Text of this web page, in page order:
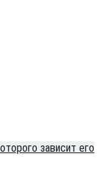
зависит его